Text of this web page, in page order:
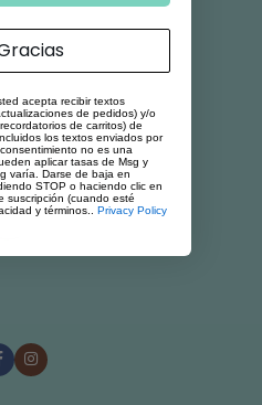
acepta recibir textos
de pedidos) y/o
de carritos) de
los textos enviados por
no es una
aplicar tasas de Msg y
varía. Darse de baja en
STOP o haciendo clic en
suscripción (cuando esté
y términos.. Privacy Policy